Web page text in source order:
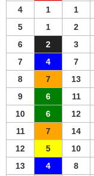
4
1 1
5
1 2
6
2 3
7
4 7
8
7 13
9
6 11
10
6 12
11
7 14
12
5 10
13
4 8